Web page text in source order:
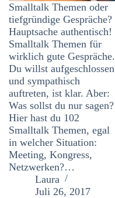
Smalltalk Themen oder
tiefgründige Gespräche?
Hauptsache authentisch!
Smalltalk Themen für
wirklich gute Gespräche.
Du willst aufgeschlossen
und sympathisch
auftreten, ist klar. Aber:
Was sollst du nur sagen?
Hier hast du 102
Smalltalk Themen, egal
in welcher Situation:
Meeting, Kongress,
Netzwerken?…
Laura
Juli 26, 2017